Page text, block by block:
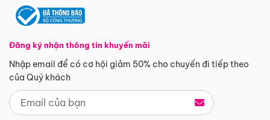
Đăng ký nhận thông tin khuyến mãi
Nhập email để có cơ hội giảm 50% cho chuyến đi tiếp theo
của Quý khách